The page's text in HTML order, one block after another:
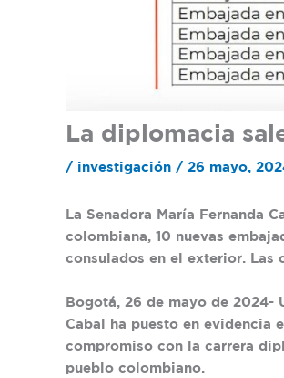
La diplomacia
/ investigación / 26 mayo,
La Senadora María Fernanda
colombiana, 10 nuevas
consulados en el exterior. Las
Bogotá, 26 de mayo de 2024-
Cabal ha puesto en evidencia
compromiso con la carrera
pueblo colombiano.